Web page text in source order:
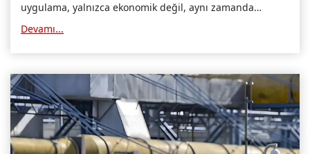
uygulama, yalnızca ekonomik değil, aynı zamanda
Devamı...